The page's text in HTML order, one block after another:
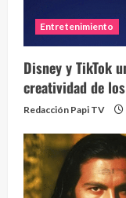
Entretenimiento
Disney y TikTok
creatividad de
Redacción Papi TV